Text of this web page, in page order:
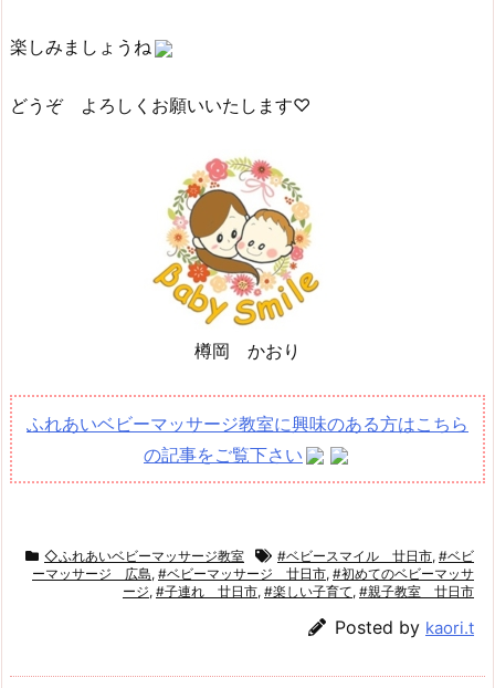
楽しみましょうね
どうぞ よろしくお願いいたします♡
樽岡 かおり
ふれあいベビーマッサージ教室に興味のある方はこちら
の記事をご覧下さい
◇ふれあいベビーマッサージ教室 #ベビースマイル 廿日市, #ベビ
ーマッサージ 広島, #ベビーマッサージ 廿日市, #初めてのベビーマッサ
ージ, #子連れ 廿日市, #楽しい子育て, #親子教室 廿日市
Posted by kaori.t